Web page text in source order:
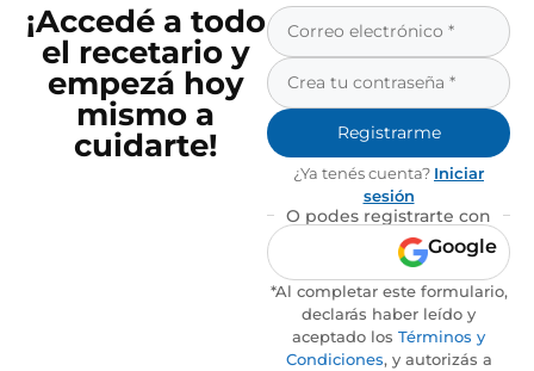
¡Accedé a todo
el recetario y
empezá hoy
mismo a
cuidarte!
Registrarme
¿Ya tenés cuenta? Iniciar
sesión
O podes registrarte con
Google
*Al completar este formulario,
declarás haber leído y
aceptado los Términos y
Condiciones, y autorizás a